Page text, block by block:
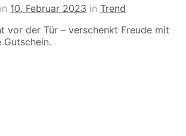
10. Februar 2023 in Trend
vor der Tür – verschenkt Freude mit